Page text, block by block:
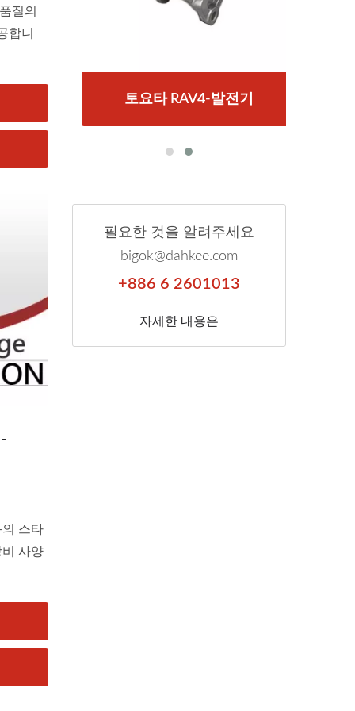
질의
합니
스타
사양
토요타 RAV4-발전기
필요한 것을 알려주세요
bigok@dahkee.com
+886 6 2601013
자세한 내용은